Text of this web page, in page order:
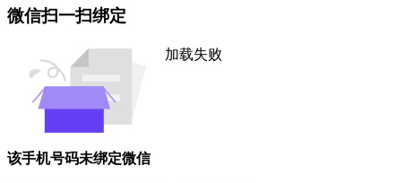
微信扫一扫绑定
加载失败
该手机号码未绑定微信